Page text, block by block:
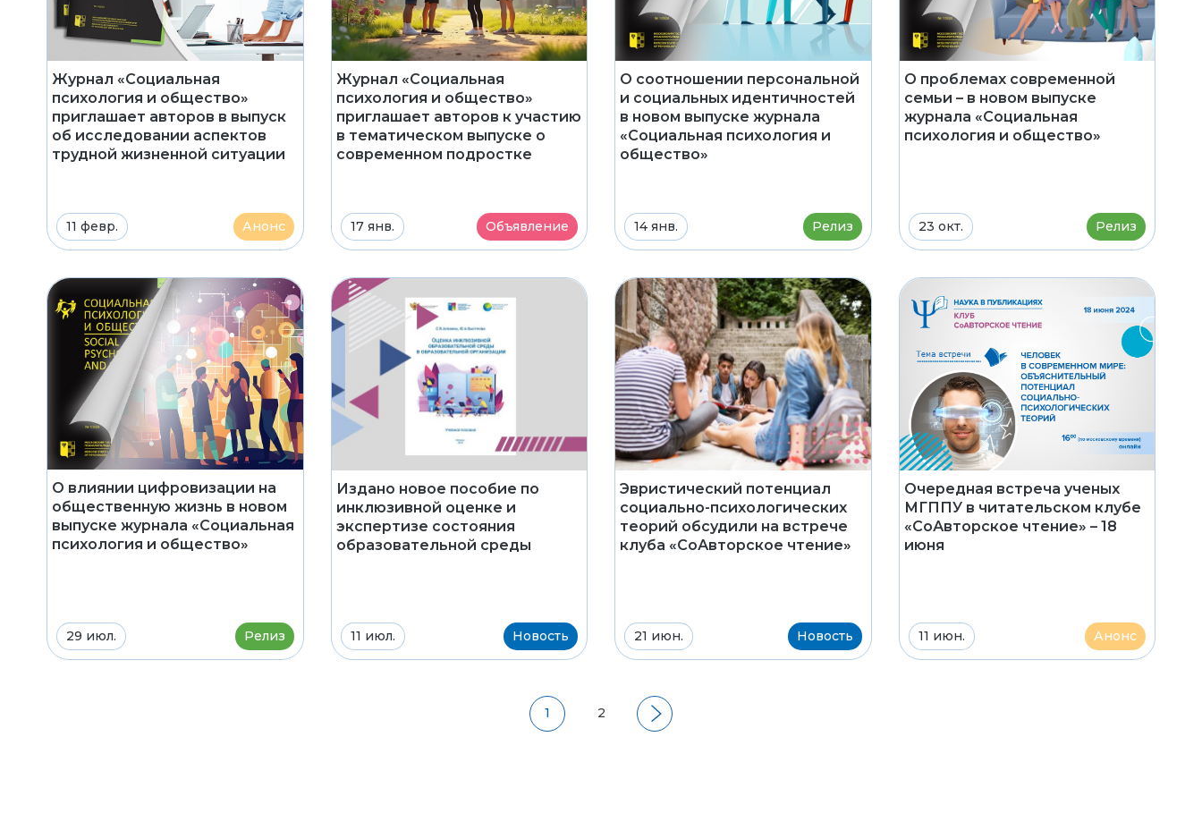
Журнал «Социальная
психология и общество»
приглашает авторов в выпуск
об исследовании аспектов
трудной жизненной ситуации
11 февр. Анонс
Журнал «Социальная
психология и общество»
приглашает авторов к участию
в тематическом выпуске о
современном подростке
17 янв. Объявление
О соотношении персональной
и социальных идентичностей
в новом выпуске журнала
«Социальная психология и
общество»
14 янв. Релиз
О проблемах современной
семьи – в новом выпуске
журнала «Социальная
психология и общество»
23 окт. Релиз
О влиянии цифровизации на
общественную жизнь в новом
выпуске журнала «Социальная
психология и общество»
29 июл. Релиз
Издано новое пособие по
инклюзивной оценке и
экспертизе состояния
образовательной среды
11 июл. Новость
Эвристический потенциал
социально-психологических
теорий обсудили на встрече
клуба «СоАвторское чтение»
21 июн. Новость
Очередная встреча ученых
МГППУ в читательском клубе
«СоАвторское чтение» – 18
июня
11 июн. Анонс
1 2